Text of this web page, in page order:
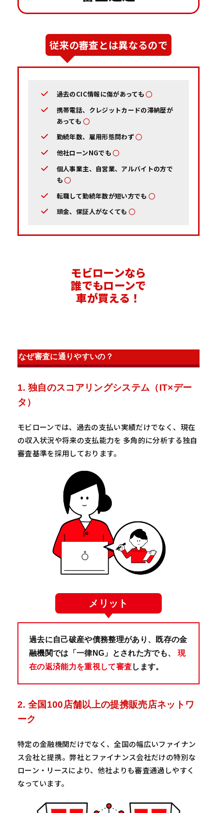
従来の審査とは異なるので
過去のCIC情報に傷があっても
携帯電話、クレジットカードの滞納歴が
あっても
勤続年数、雇用形態問わず
他社ローンNGでも
個人事業主、自営業、アルバイトの方で
も
転職して勤続年数が短い方でも
頭金、保証人がなくても
モビローンなら
誰でもローンで
車が買える！
なぜ審査に通りやすいの？
1. 独自のスコアリングシステム（IT×デー
タ）
モビローンでは、過去の支払い実績だけでなく、現在
の収入状況や将来の支払能力を 多角的に分析する独自
審査基準を採用しております。
メリット
過去に自己破産や債務整理があり、既存の金
融機関では「一律NG」とされた方でも、 現
在の返済能力を重視して審査します。
2. 全国100店舗以上の提携販売店ネットワ
ーク
特定の金融機関だけでなく、全国の幅広いファイナン
ス会社と提携。弊社とファイナンス会社だけの特別な
ローン・リースにより、他社よりも審査通過しやすく
なっています。